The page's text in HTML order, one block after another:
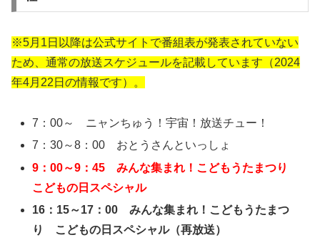
※5月1日以降は公式サイトで番組表が発表されていない
ため、通常の放送スケジュールを記載しています（2024
年4月22日の情報です）。
7：00～ ニャンちゅう！宇宙！放送チュー！
7：30～8：00 おとうさんといっしょ
9：00～9：45 みんな集まれ！こどもうたまつり
こどもの日スペシャル
16：15～17：00 みんな集まれ！こどもうたまつ
り こどもの日スペシャル（再放送）